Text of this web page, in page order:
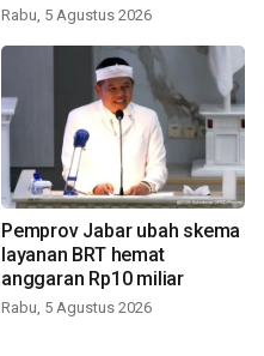
Rabu, 5 Agustus 2026
Pemprov Jabar ubah skema
layanan BRT hemat
anggaran Rp10 miliar
Rabu, 5 Agustus 2026